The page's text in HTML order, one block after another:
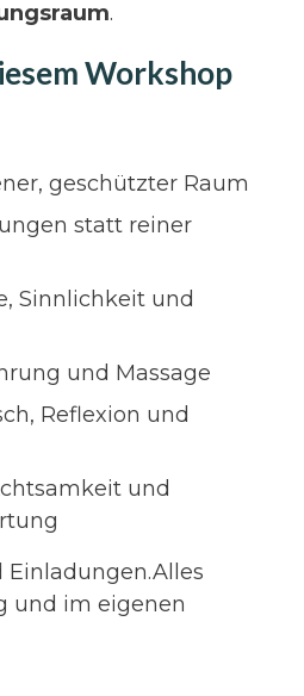
.
Workshop
geschützter Raum
statt reiner
Sinnlichkeit und
und Massage
Reflexion und
und
und im eigenen